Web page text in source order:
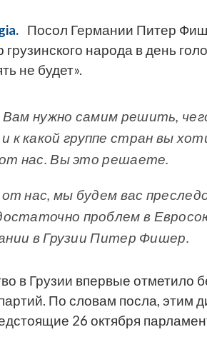
Посол Германии Питер
народа в день
не будет».
Вам нужно самим решить,
к какой группе стран вы
нас. Вы это решаете.
нас, мы будем вас
проблем в
в Грузии Питер Фишер.
в Грузии впервые отметило
По словам посла, этим
26 октября